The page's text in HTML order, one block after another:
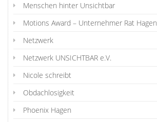
Menschen hinter Unsichtbar
Motions Award – Unternehmer Rat Hagen
Netzwerk
Netzwerk UNSICHTBAR e.V.
Nicole schreibt
Obdachlosigkeit
Phoenix Hagen